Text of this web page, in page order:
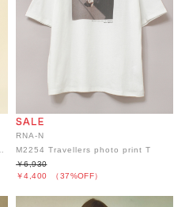
RNA-N
M2254 Travellers photo print T
￥4,400 （37%OFF）
￥6,930